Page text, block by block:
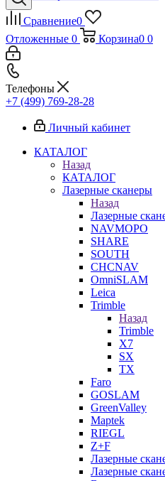
Сравнение0
Отложенные 0 Корзина0 0
Телефоны
+7 (499) 769-28-28
Личный кабинет
КАТАЛОГ
Назад
КАТАЛОГ
Лазерные сканеры
Назад
Лазерные
NAVMOPO
SHARE
SOUTH
CHCNAV
OmniSLAM
Leica
Trimble
Назад
Trimble
X7
SX
TX
Faro
GOSLAM
GreenValley
Maptek
RIEGL
Z+F
Лазерные
Лазерные